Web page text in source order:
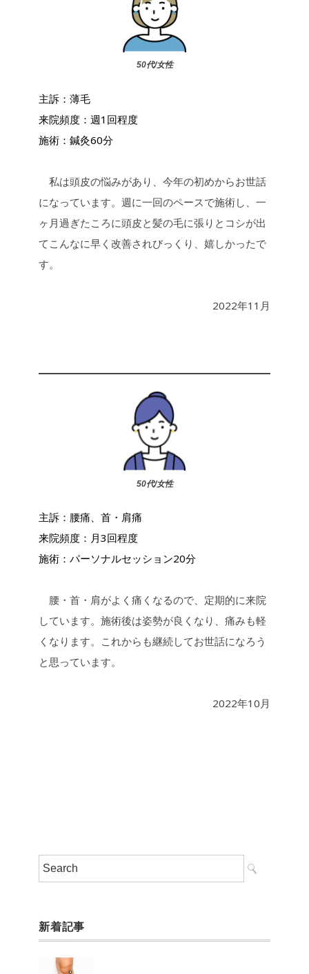
50代/女性
主訴：薄毛
来院頻度：週1回程度
施術：鍼灸60分
私は頭皮の悩みがあり、今年の初めからお世話
になっています。週に一回のペースで施術し、一
ヶ月過ぎたころに頭皮と髪の毛に張りとコシが出
てこんなに早く改善されびっくり、嬉しかったで
す。
2022年11月
50代/女性
主訴：腰痛、首・肩痛
来院頻度：月3回程度
施術：パーソナルセッション20分
腰・首・肩がよく痛くなるので、定期的に来院
しています。施術後は姿勢が良くなり、痛みも軽
くなります。これからも継続してお世話になろう
と思っています。
2022年10月
新着記事